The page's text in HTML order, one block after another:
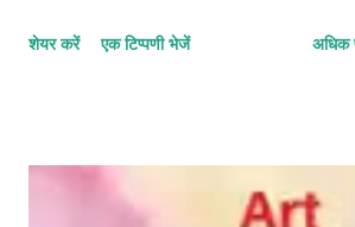
1 सोना 2 चांदी 3 तांबा 4 लोहा 5 अजंता में
3कर्नाटक 4तामिलनाडु 8 राजा रवि वर्मा के जीवन पर
शेयर करें एक टिप्पणी भेजें अधिक